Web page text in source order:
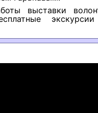
выставки